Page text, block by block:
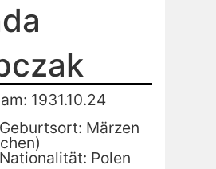
1931.10.24
Märzen
Polen